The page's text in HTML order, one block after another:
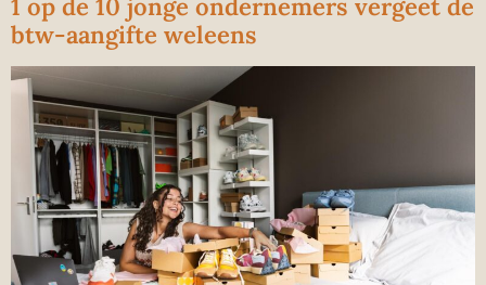
1 op de 10 jonge ondernemers vergeet de
btw-aangifte weleens